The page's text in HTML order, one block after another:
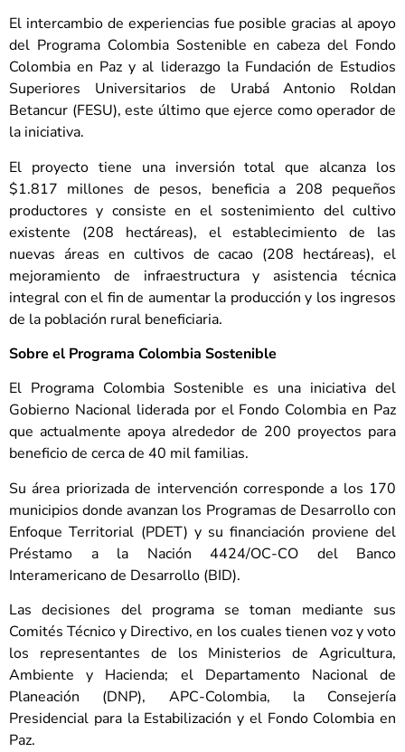
El intercambio de experiencias fue posible gracias al apoyo
del Programa Colombia Sostenible en cabeza del Fondo
Colombia en Paz y al liderazgo la Fundación de Estudios
Superiores Universitarios de Urabá Antonio Roldan
Betancur (FESU), este último que ejerce como operador de
la iniciativa.
El proyecto tiene una inversión total que alcanza los
$1.817 millones de pesos, beneficia a 208 pequeños
productores y consiste en el sostenimiento del cultivo
existente (208 hectáreas), el establecimiento de las
nuevas áreas en cultivos de cacao (208 hectáreas), el
mejoramiento de infraestructura y asistencia técnica
integral con el fin de aumentar la producción y los ingresos
de la población rural beneficiaria.
Sobre el Programa Colombia Sostenible
El Programa Colombia Sostenible es una iniciativa del
Gobierno Nacional liderada por el Fondo Colombia en Paz
que actualmente apoya alrededor de 200 proyectos para
beneficio de cerca de 40 mil familias.
Su área priorizada de intervención corresponde a los 170
municipios donde avanzan los Programas de Desarrollo con
Enfoque Territorial (PDET) y su financiación proviene del
Préstamo a la Nación 4424/OC-CO del Banco
Interamericano de Desarrollo (BID).
Las decisiones del programa se toman mediante sus
Comités Técnico y Directivo, en los cuales tienen voz y voto
los representantes de los Ministerios de Agricultura,
Ambiente y Hacienda; el Departamento Nacional de
Planeación (DNP), APC-Colombia, la Consejería
Presidencial para la Estabilización y el Fondo Colombia en
Paz.